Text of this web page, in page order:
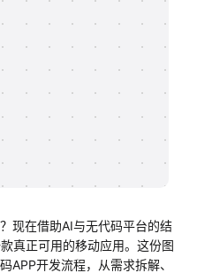
现在借助AI与无代码平台的结
真正可用的移动应用。这份图
APP开发流程，从需求拆解、